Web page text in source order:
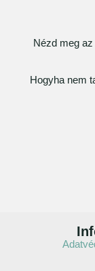
Nézd meg
Hogyha nem